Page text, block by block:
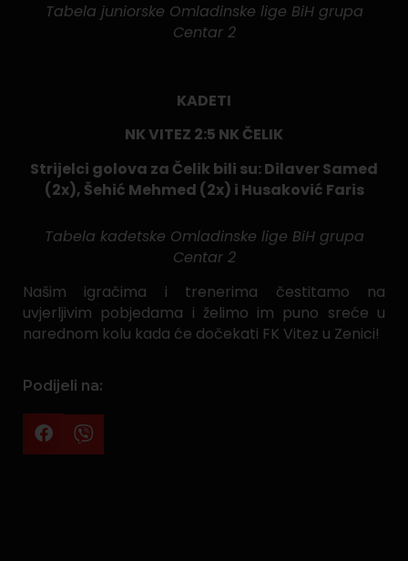
Tabela juniorske Omladinske lige BiH grupa
Centar 2
KADETI
NK VITEZ 2:5 NK ČELIK
Strijelci golova za Čelik bili su: Dilaver Samed
(2x), Šehić Mehmed (2x) i Husaković Faris
Tabela kadetske Omladinske lige BiH grupa
Centar 2
Našim igračima i trenerima čestitamo na
uvjerljivim pobjedama i želimo im puno sreće u
narednom kolu kada će dočekati FK Vitez u Zenici!
Podijeli na: